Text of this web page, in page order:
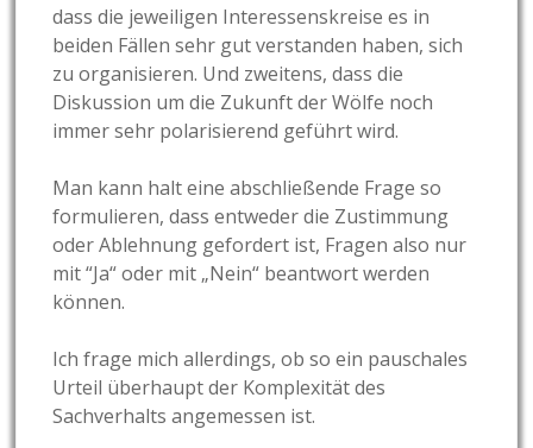
dass die jeweiligen Interessenskreise es in
beiden Fällen sehr gut verstanden haben, sich
zu organisieren. Und zweitens, dass die
Diskussion um die Zukunft der Wölfe noch
immer sehr polarisierend geführt wird.
Man kann halt eine abschließende Frage so
formulieren, dass entweder die Zustimmung
oder Ablehnung gefordert ist, Fragen also nur
mit “Ja“ oder mit „Nein“ beantwort werden
können.
Ich frage mich allerdings, ob so ein pauschales
Urteil überhaupt der Komplexität des
Sachverhalts angemessen ist.